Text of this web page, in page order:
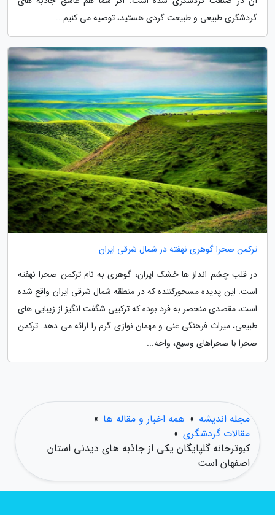
گردشگری طبیعی و طبیعت گردی هستید، توصیه می کنیم...
ترکمن صحرا گوهری نهفته در شمال شرقی ایران
در قلب چشم انداز ها خشک ایران، گوهری به نام ترکمن صحرا نهفته
است. این پدیده مسحورکننده که در منطقه شمال شرقی ایران واقع شده
است، مقصدی منحصر به فرد بوده که ترکیبی شگفت انگیز از زیبایی های
طبیعی، میراث فرهنگی غنی و مهمان نوازی گرم را ارائه می دهد. ترکمن
صحرا با صحراهای وسیع، واحه...
مجله اندیشه » همه اخبار و مقاله ها »
مقالات گردشگری »
کبوترخانه گلپایگان یکی از جاذبه های دیدنی استان
اصفهان است